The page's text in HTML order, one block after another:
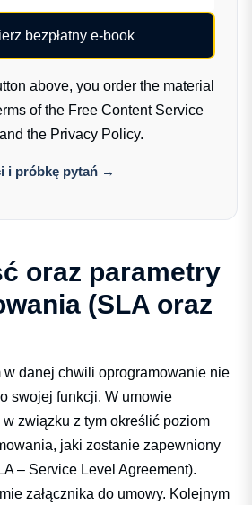
bezpłatny e-book
above, you order the material
of the Free Content Service
and the Privacy Policy.
i próbkę pytań →
oraz parametry
(SLA oraz
w danej chwili oprogramowanie nie
swojej funkcji. W umowie
związku z tym określić poziom
jaki zostanie zapewniony
– Service Level Agreement).
załącznika do umowy. Kolejnym